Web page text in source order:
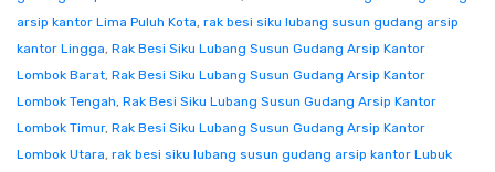
arsip kantor Lima Puluh Kota, rak besi siku lubang susun gudang arsip
kantor Lingga, Rak Besi Siku Lubang Susun Gudang Arsip Kantor
Lombok Barat, Rak Besi Siku Lubang Susun Gudang Arsip Kantor
Lombok Tengah, Rak Besi Siku Lubang Susun Gudang Arsip Kantor
Lombok Timur, Rak Besi Siku Lubang Susun Gudang Arsip Kantor
Lombok Utara, rak besi siku lubang susun gudang arsip kantor Lubuk